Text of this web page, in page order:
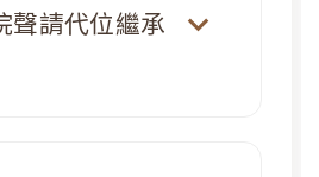
聲請代位繼承